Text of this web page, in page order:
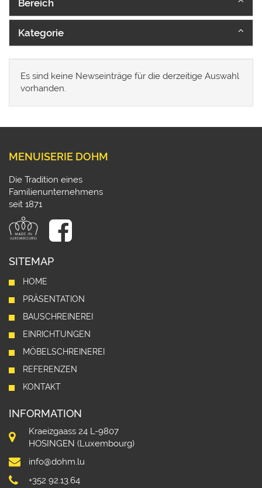
Bereich
Kategorie
Es sind keine Newseinträge für die derzeitige Auswahl
vorhanden.
MENUISERIE DOHM
Die Tradition eines
Familienunternehmens
seit 1871
SITEMAP
HOME
PRÄSENTATION
BAUSCHREINEREI
EINRICHTUNGEN
MÖBELSCHREINEREI
REFERENZEN
KONTAKT
INFORMATION
Kraeizgaass 24 L-9807
HOSINGEN (Luxembourg)
info@dohm.lu
+352 92.13.64